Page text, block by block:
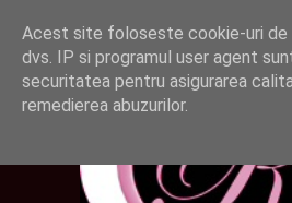
Acest site foloseste cookie-uri de
dvs. IP si programul user agent
securitatea pentru asigurarea
remedierea abuzurilor.